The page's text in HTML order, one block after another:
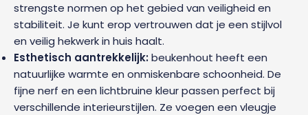
strengste normen op het gebied van veiligheid en
stabiliteit. Je kunt erop vertrouwen dat je een stijlvol
en veilig hekwerk in huis haalt.
Esthetisch aantrekkelijk:beukenhout heeft een
natuurlijke warmte en onmiskenbare schoonheid. De
fijne nerf en een lichtbruine kleur passen perfect bij
verschillende interieurstijlen. Ze voegen een vleugje